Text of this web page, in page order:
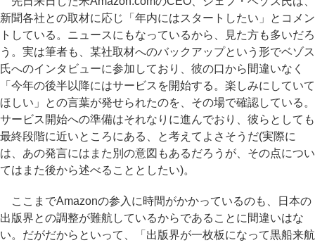
新聞各社との取材に応じ「年内にはスタートしたい」とコメン
トしている。ニュースにもなっているから、見た方も多いだろ
う。実は筆者も、某社取材へのバックアップという形でベゾス
氏へのインタビューに参加しており、彼の口から間違いなく
「今年の後半以降にはサービスを開始する。楽しみにしていて
ほしい」との言葉が発せられたのを、その場で確認している。
サービス開始への準備はそれなりに進んでおり、彼らとしても
最終段階に近いところにある、と考えてよさそうだ(実際に
は、あの発言にはまた別の意図もあるだろうが、その点につい
てはまた後から述べることとしたい)。
ここまでAmazonの参入に時間がかかっているのも、日本の
出版界との調整が難航しているからであることに間違いはな
い。だがだからといって、「出版界が一枚板になって黒船来航